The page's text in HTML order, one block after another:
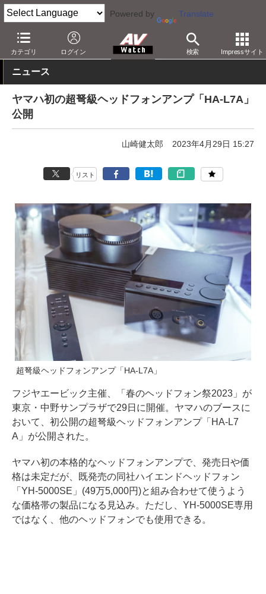
Powered by Translate
カテゴリ ログイン 検索 Impressサイト
AV Watch イベント ヘッドフォン祭
ニュース
ヤマハ初の超弩級ヘッドフォンアンプ「HA-L7A」
公開
山崎健太郎 2023年4月29日 15:27
リスト
超弩級ヘッドフォンアンプ「HA-L7A」
フジヤエービック主催、「春のヘッドフォン祭2023」が
東京・中野サンプラザで29日に開催。ヤマハのブースに
おいて、初公開の超弩級ヘッドフォンアンプ「HA-L7
A」が公開された。
ヤマハ初の本格的なヘッドフォンアンプで、発売日や価
格は未定だが、既発売の同社ハイエンドヘッドフォン
「YH-5000SE」(49万5,000円)と組み合わせて使うよう
な価格帯の製品になる見込み。ただし、YH-5000SE専用
ではなく、他のヘッドフォンでも使用できる。